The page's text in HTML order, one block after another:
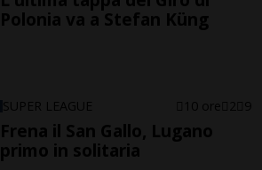
Polonia va a Stefan Küng
SUPER LEAGUE 10 ore 2 9
Frena il San Gallo, Lugano
primo in solitaria